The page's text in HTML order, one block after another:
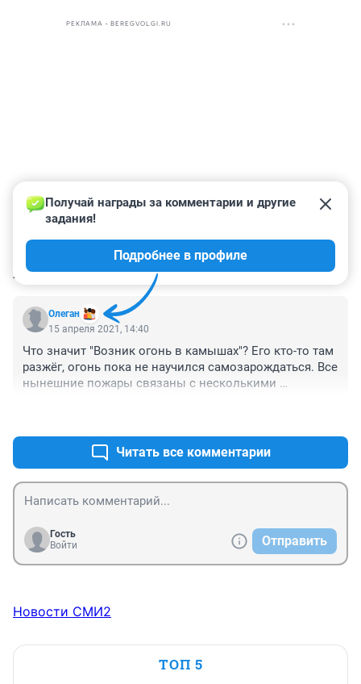
РЕКЛАМА • BEREGVOLGI.RU
КОММЕНТАРИИ 1
Олеган
Получай награды за комментарии и другие
задания!
Подробнее в профиле
15 апреля 2021, 14:40
Что значит "Возник огонь в камышах"? Его кто-то там
разжёг, огонь пока не научился самозарождаться. Все
нынешние пожары связаны с несколькими
Читать все комментарии
Гость
Войти
Отправить
Новости СМИ2
ТОП 5